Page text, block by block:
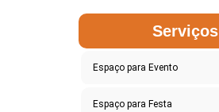
Serviços
Espaço para Evento
Espaço para Festa